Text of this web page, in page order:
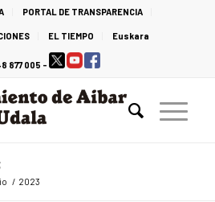
PORTAL DE TRANSPARENCIA
EL TIEMPO Euskara
877 005 -
/ 2023